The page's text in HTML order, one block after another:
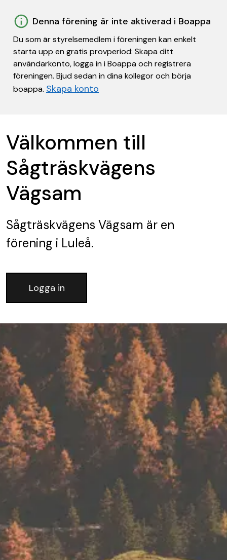
Denna förening är inte aktiverad i Boappa
Du som är styrelsemedlem i föreningen kan enkelt
starta upp en gratis provperiod: Skapa ditt
användarkonto, logga in i Boappa och registrera
föreningen. Bjud sedan in dina kollegor och börja
boappa. Skapa konto
Välkommen till
Sågträskvägens
Vägsam
Sågträskvägens Vägsam är en
förening i Luleå.
Logga in